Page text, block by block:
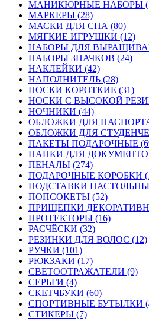
МАНИКЮРНЫЕ НАБОРЫ
МАРКЕРЫ (28)
МАСКИ ДЛЯ СНА (80)
МЯГКИЕ ИГРУШКИ (12)
НАБОРЫ ДЛЯ
НАБОРЫ ЗНАЧКОВ (24)
НАКЛЕЙКИ (42)
НАПОЛНИТЕЛЬ (28)
НОСКИ КОРОТКИЕ (31)
НОСКИ С ВЫСОКОЙ
НОЧНИКИ (44)
ОБЛОЖКИ ДЛЯ ПАСПОРТА
ОБЛОЖКИ ДЛЯ
ПАКЕТЫ ПОДАРОЧНЫЕ
ПАПКИ ДЛЯ
ПЕНАЛЫ (274)
ПОДАРОЧНЫЕ КОРОБКИ
ПОДСТАВКИ
ПОПСОКЕТЫ (52)
ПРИЩЕПКИ
ПРОТЕКТОРЫ (16)
РАСЧЁСКИ (32)
РЕЗИНКИ ДЛЯ ВОЛОС (12)
РУЧКИ (101)
РЮКЗАКИ (17)
СВЕТООТРАЖАТЕЛИ (9)
СЕРЬГИ (4)
СКЕТЧБУКИ (60)
СПОРТИВНЫЕ БУТЫЛКИ
СТИКЕРЫ (7)